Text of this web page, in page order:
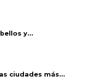
y...
ciudades más...